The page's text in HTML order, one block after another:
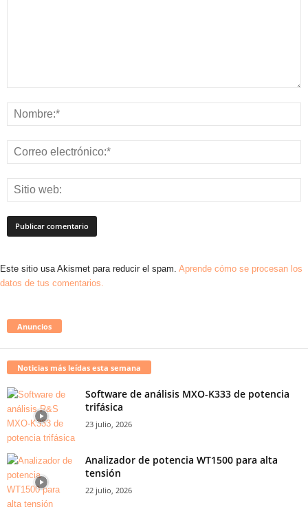
Este sitio usa Akismet para reducir el spam. Aprende cómo se procesan los
datos de tus comentarios.
Anuncios
Noticias más leídas esta semana
Software de análisis MXO-K333 de potencia
trifásica
23 julio, 2026
Analizador de potencia WT1500 para alta
tensión
22 julio, 2026